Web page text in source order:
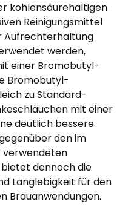
kohlensäurehaltigen
Reinigungsmittel
Aufrechterhaltung
werden,
einer Bromobutyl-
Bromobutyl-
zu Standard-
mit einer
deutlich bessere
den im
verwendeten
dennoch die
Langlebigkeit für den
Brauanwendungen.